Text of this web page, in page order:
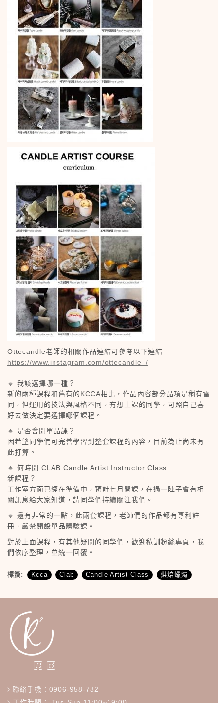
Ottecandle老師的相關作品連結可參考以下連結
https://www.instagram.com/ottecandle_/
🔸 我該選擇哪一種？
新的兩種課程和舊有的KCCA相比，作品內容部分品項是稍有雷
同，但運用的技法與風格不同，有想上課的同學，可照自己喜
好去做決定要選擇哪個課程。
🔸 是否會開單品課？
因希望同學們可完善學習到整套課程的內容，目前為止尚未有
此打算。
🔸 何時開 CLAB Candle Artist Instructor Class
新課程？
工作室方面已經在準備中，預計七月開課，在過一陣子會有相
關訊息給大家知道，請同學們持續關注我們。
🔸 還有非常的一點，此兩套課程，老師們的作品都有專利註
冊，嚴禁開設單品體驗課。
對於上面課程，有其他疑問的同學們，歡迎私訓粉絲專頁，我
們依序整理，並統一回覆。
標籤: Kcca Clab Candle Artist Class 烘焙蠟燭
聯絡手機：0906-958-782